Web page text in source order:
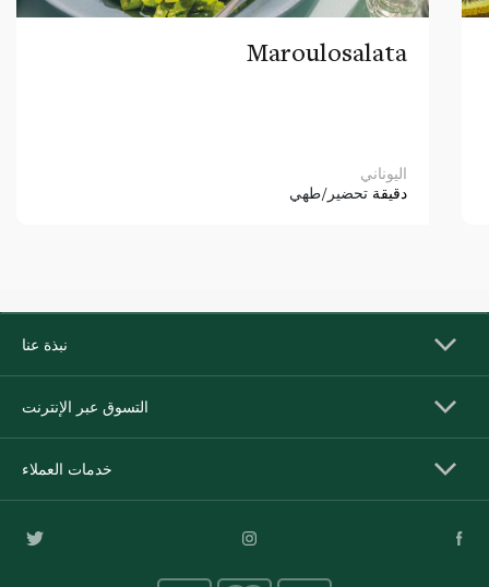
Maroulosalata
اليوناني
دقيقة تحضير/طهي
نبذة عنا
التسوق عبر الإنترنت
خدمات العملاء